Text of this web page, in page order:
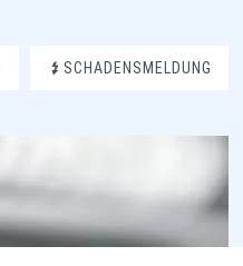
SCHADENSMELDUNG